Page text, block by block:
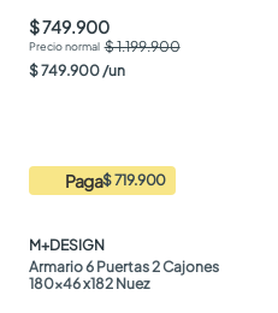
$ 749.900
$ 1.199.900
$749.900 /un
Paga$ 719.900
M+DESIGN
Armario 6 Puertas 2 Cajones
180x46 x182 Nuez